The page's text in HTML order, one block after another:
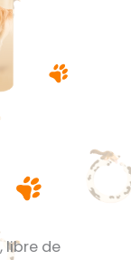
libre de